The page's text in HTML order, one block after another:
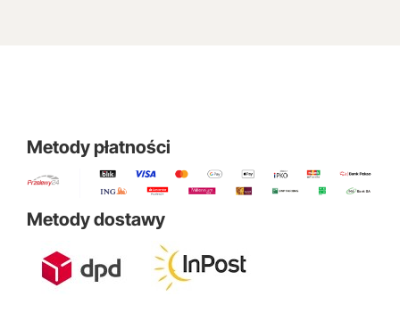
Metody płatności
Metody dostawy